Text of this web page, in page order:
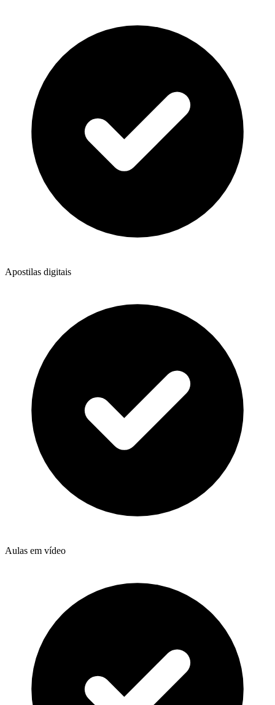
Apostilas digitais
Aulas em vídeo